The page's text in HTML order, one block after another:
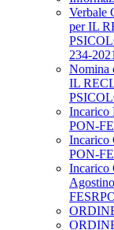
Verbale
per IL
234-2021
Nomina
IL
Incarico
PON-
Incarico
PON-
Incarico